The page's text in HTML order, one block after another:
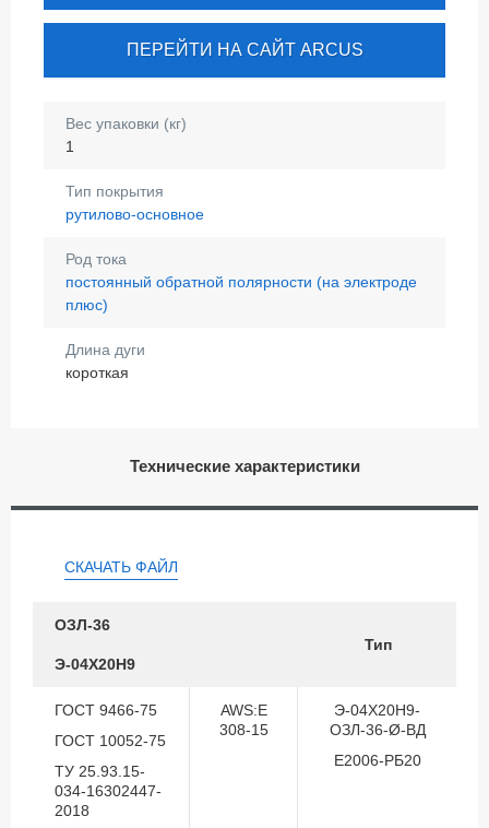
ПЕРЕЙТИ НА САЙТ ARCUS
Вес упаковки (кг)
1
Тип покрытия
рутилово-основное
Род тока
постоянный обратной полярности (на электроде
плюс)
Длина дуги
короткая
Технические характеристики
СКАЧАТЬ ФАЙЛ
ОЗЛ-36
Тип
Э-04Х20Н9
ГОСТ 9466-75
ГОСТ 10052-75
ТУ 25.93.15-
034-16302447-
2018
AWS:E
308-15
Э-04Х20Н9-
ОЗЛ-36-Ø-ВД
Е2006-РБ20